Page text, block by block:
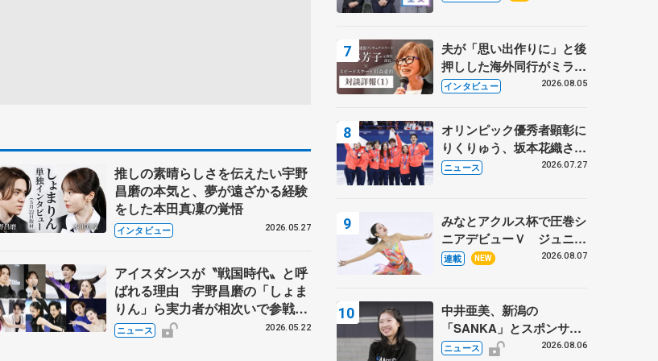
推しの素晴らしさを伝えたい宇野
昌磨の本気と、夢が遠ざかる経験
をした本田真凜の覚悟
インタビュー 2026.05.27
アイスダンスが〝戦国時代〟と呼
ばれる理由 宇野昌磨の「しょま
りん」ら実力者が相次いで参戦
国内の競争激化
ニュース 2026.05.22
部科学省スポーツ表彰
式】
夫が「思い出作りに」と後
押しした海外同行がミラノ
まで… 繁華街のリンクで
に 小林芳子さんが振り返
るスケート人生
インタビュー 2026.08.05
オリンピック優秀者顕彰に
りくりゅう、坂本花織さ
ん、団体メンバーら 8月
園子らコーチも
ニュース 2026.07.27
みなとアクルス杯で圧巻シ
ニアデビューＶ ジュニア
で４シーズン無敗の島田麻
連載 NEW 2026.08.07
中井亜美、新潟の
「SANKA」とスポンサー
契約 「全力で応援」とコ
ニュース 2026.08.06